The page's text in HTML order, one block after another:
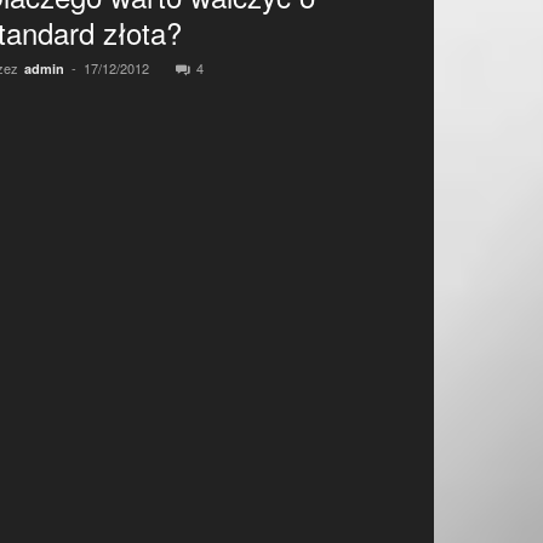
złota?
admin - 17/12/2012 4